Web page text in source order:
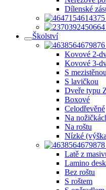
Dílenské
Školství
Kovové 2-
Kovové 3-
S mezistěnou
S lavičkou
Dveře typu
Boxové
Celodřevěné
Na
Na roštu
Nízké
Latě z
Lamino
Bez roštu
S roštem